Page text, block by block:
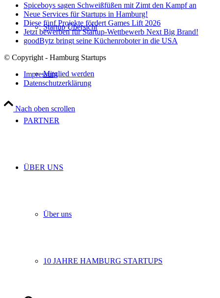
Startup Übersicht
Mitglied werden
PARTNER
ÜBER UNS
Über uns
10 JAHRE HAMBURG STARTUPS
Spiceboys sagen Schweißfüßen mit Zimt den Kampf an
Neue Services für Startups in Hamburg!
Diese fünf Projekte fördert Games Lift 2026
Jetzt bewerben für Startup-Wettbewerb Next Big Brand!
goodBytz bringt seine Küchenroboter in die USA
© Copyright - Hamburg Startups
Impressum
Datenschutzerklärung
Nach oben scrollen